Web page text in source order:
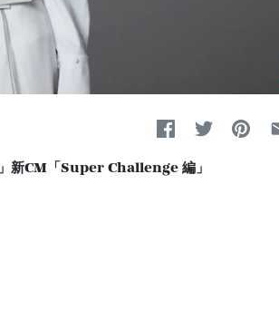
新CM「Super Challenge 編」